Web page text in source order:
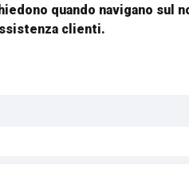
quando navigano sul
clienti.